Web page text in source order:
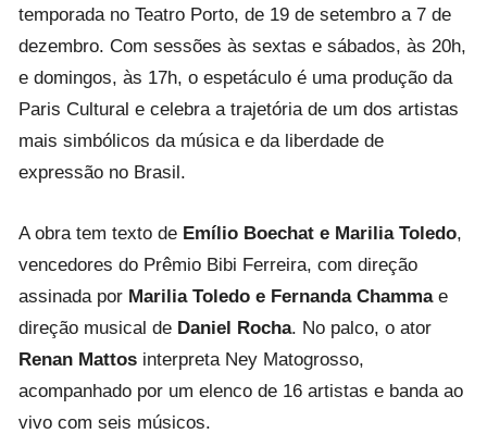
temporada no Teatro Porto, de 19 de setembro a 7 de
dezembro. Com sessões às sextas e sábados, às 20h,
e domingos, às 17h, o espetáculo é uma produção da
Paris Cultural e celebra a trajetória de um dos artistas
mais simbólicos da música e da liberdade de
expressão no Brasil.
A obra tem texto de Emílio Boechat e Marilia Toledo,
vencedores do Prêmio Bibi Ferreira, com direção
assinada por Marilia Toledo e Fernanda Chammae
direção musical de Daniel Rocha. No palco, o ator
Renan Mattos interpreta Ney Matogrosso,
acompanhado por um elenco de 16 artistas e banda ao
vivo com seis músicos.